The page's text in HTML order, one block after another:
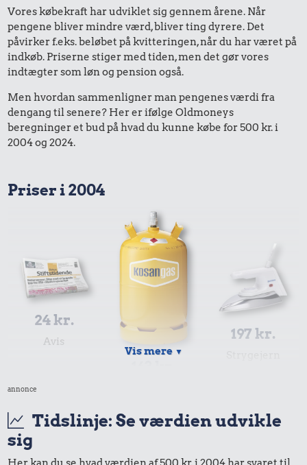
Vores købekraft har udviklet sig gennem årene. Når
pengene bliver mindre værd, bliver ting dyrere. Det
påvirker f.eks. beløbet på kvitteringen, når du har været på
indkøb. Priserne stiger med tiden, men det gør vores
indtægter som løn og pension også.
Men hvordan sammenligner man pengenes værdi fra
dengang til senere? Her er ifølge Oldmoneys
beregninger et bud på hvad du kunne købe for 500 kr. i
2004 og 2024.
Priser i 2004
24 kr.
Avis 197 kr.
Vis mere ▼
annonce
Tidslinje: Se værdien udvikle
sig